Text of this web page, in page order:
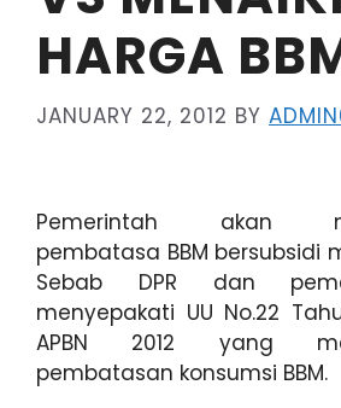
HARGA
JANUARY 22, 2012 BY
Pemerintah akan
pembatasa BBM bersubsidi
Sebab DPR dan
menyepakati UU No.22
APBN 2012 yang
pembatasan konsumsi BBM.